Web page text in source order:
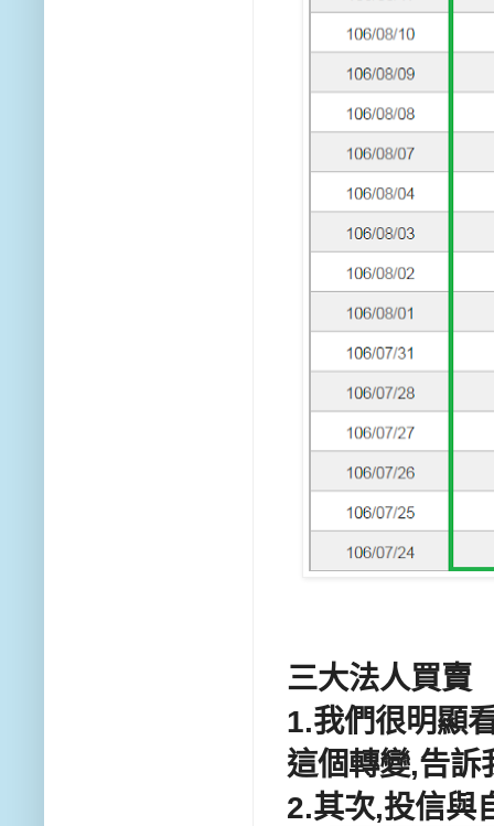
三大法人買賣
1.我們很明顯
這個轉變,告訴
2.其次,投信與